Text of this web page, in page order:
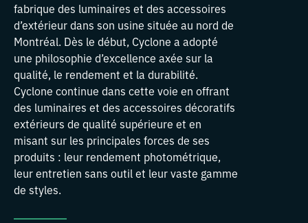
fabrique des luminaires et des accessoires
d’extérieur dans son usine située au nord de
Montréal. Dès le début, Cyclone a adopté
une philosophie d’excellence axée sur la
qualité, le rendement et la durabilité.
Cyclone continue dans cette voie en offrant
des luminaires et des accessoires décoratifs
extérieurs de qualité supérieure et en
misant sur les principales forces de ses
produits : leur rendement photométrique,
leur entretien sans outil et leur vaste gamme
de styles.